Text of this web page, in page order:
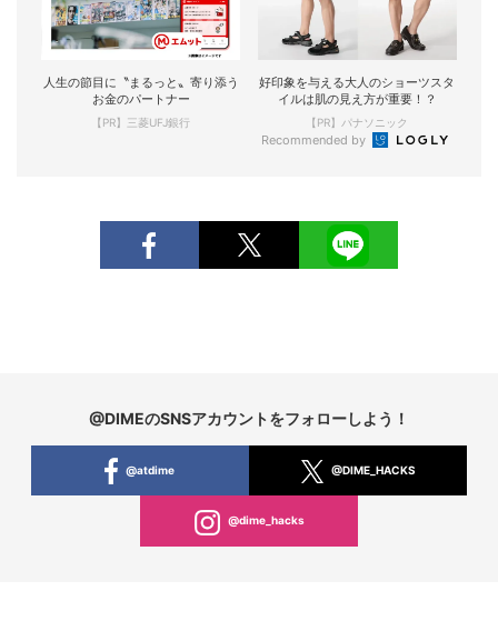
人生の節目に〝まるっと〟寄り添う
お金のパートナー
【PR】三菱UFJ銀行
好印象を与える大人のショーツスタ
イルは肌の見え方が重要！？
【PR】パナソニック
Recommended by
@DIMEのSNSアカウントをフォローしよう！
@atdime @DIME_HACKS
@dime_hacks